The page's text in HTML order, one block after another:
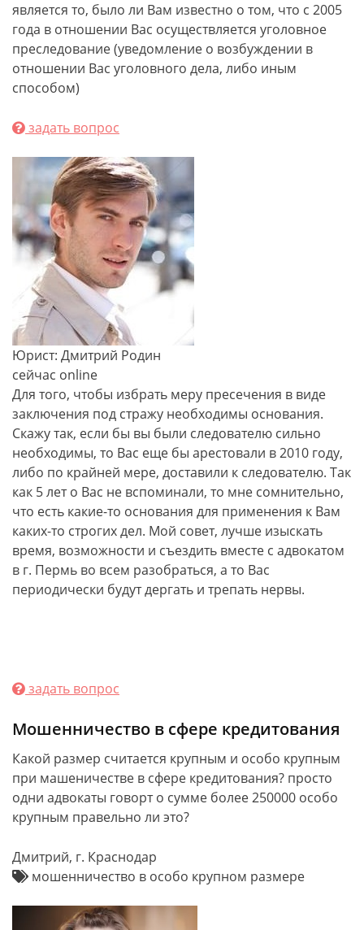
является то, было ли Вам известно о том, что с 2005
года в отношении Вас осуществляется уголовное
преследование (уведомление о возбуждении в
отношении Вас уголовного дела, либо иным
способом)
задать вопрос
Юрист: Дмитрий Родин
сейчас online
Для того, чтобы избрать меру пресечения в виде
заключения под стражу необходимы основания.
Скажу так, если бы вы были следователю сильно
необходимы, то Вас еще бы арестовали в 2010 году,
либо по крайней мере, доставили к следователю. Так
как 5 лет о Вас не вспоминали, то мне сомнительно,
что есть какие-то основания для применения к Вам
каких-то строгих дел. Мой совет, лучше изыскать
время, возможности и съездить вместе с адвокатом
в г. Пермь во всем разобраться, а то Вас
периодически будут дергать и трепать нервы.
задать вопрос
Мошенничество в сфере кредитования
Какой размер считается крупным и особо крупным
при машеничестве в сфере кредитования? просто
одни адвокаты говорт о сумме более 250000 особо
крупным правельно ли это?
Дмитрий, г. Краснодар
мошенничество в особо крупном размере